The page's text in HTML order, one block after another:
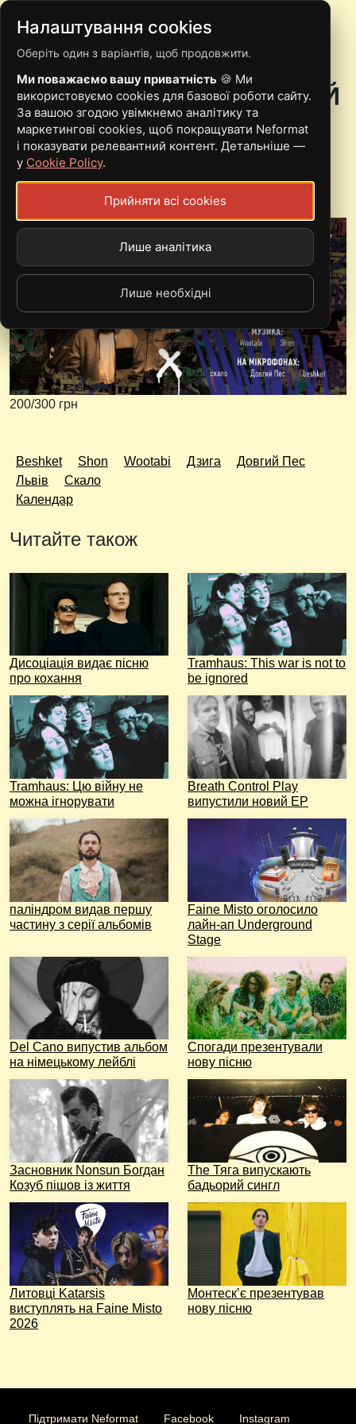
12.12 | ЛЬВІВ |
WOOTABI, SHON, ДОВГИЙ
ПЕС, СКАЛО, BESHKET
Fri, 12.12.25 - 07:00
200/300 грн
Beshket Shon Wootabi Дзига
Довгий Пес
Львів
Скало
Календар
Читайте також
Дисоціація видає пісню
про кохання
Tramhaus: Тhis war is not to
be ignored
Tramhaus: Цю війну не
можна ігнорувати
Breath Control Play
випустили новий EP
паліндром видав першу
частину з серії альбомів
Faine Misto оголосило
лайн-ап Underground
Stage
Del Cano випустив альбом
на німецькому лейблі
Спогади презентували
нову пісню
Засновник Nonsun Богдан
Козуб пішов із життя
The Тяга випускають
бадьорий сингл
Литовці Katarsis
виступлять на Faine Misto
2026
Монтескʼє презентував
нову пісню
Підтримати Neformat Facebook Instagram
Налаштування cookies
Оберіть один з варіантів, щоб продовжити.
Ми поважаємо вашу приватність 🍪 Ми
використовуємо cookies для базової роботи сайту.
За вашою згодою увімкнемо аналітику та
маркетингові cookies, щоб покращувати Neformat
і показувати релевантний контент. Детальніше —
у Cookie Policy.
Прийняти всі cookies
Лише аналітика
Лише необхідні